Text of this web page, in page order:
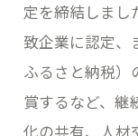
定を締結しまし
致企業に認定、
ふるさと納税）
賞するなど、継
化の共有、人材